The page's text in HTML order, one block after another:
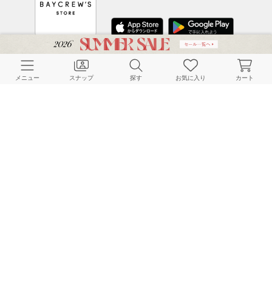
CUSTOMER SERVICE
メニュー スナップ 探す お気に入り カート